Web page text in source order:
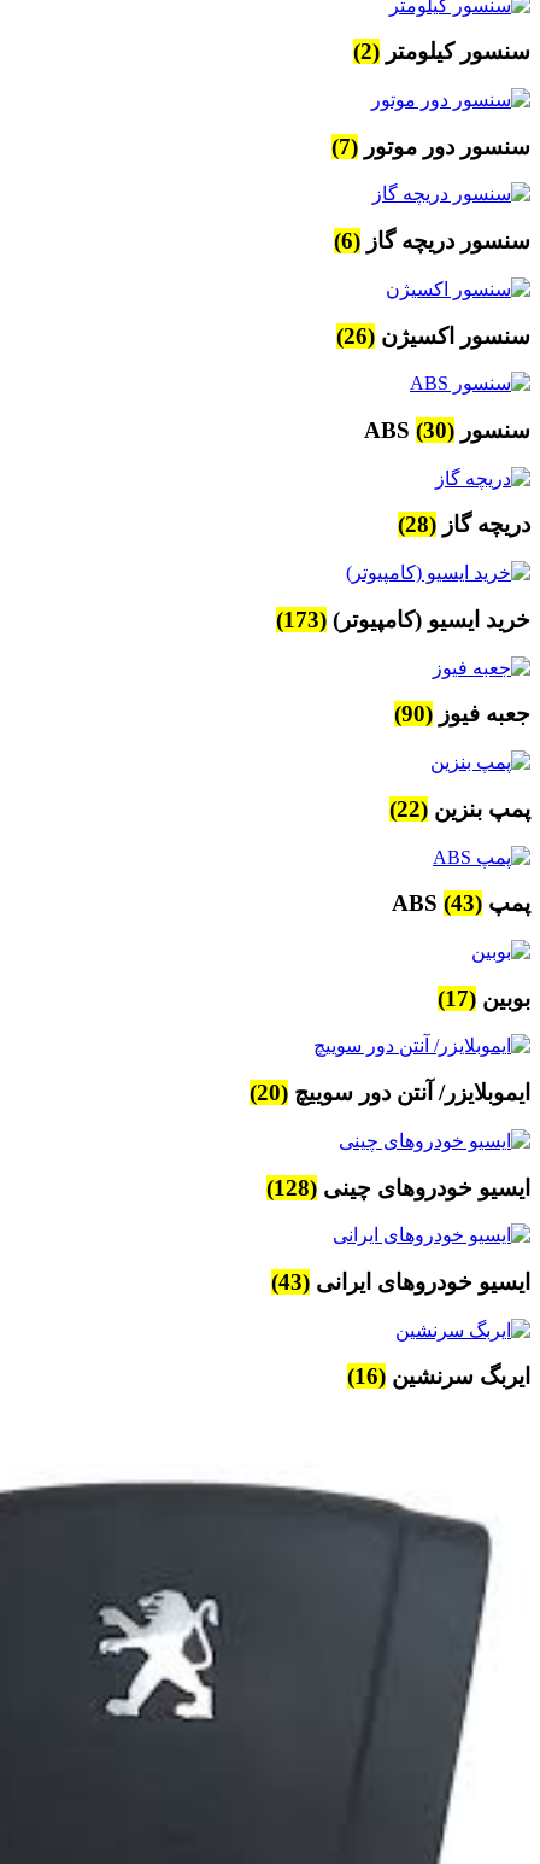
سنسور کیلومتر (2)
سنسور دور موتور (7)
سنسور دریچه گاز (6)
سنسور اکسیژن (26)
سنسور ABS (30)
دریچه گاز (28)
خرید ایسیو (کامپیوتر) (173)
جعبه فیوز (90)
پمپ بنزین (22)
پمپ ABS (43)
بوبین (17)
ایموبلایزر/ آنتن دور سوییچ (20)
ایسیو خودروهای چینی (128)
ایسیو خودروهای ایرانی (43)
ایربگ سرنشین (16)